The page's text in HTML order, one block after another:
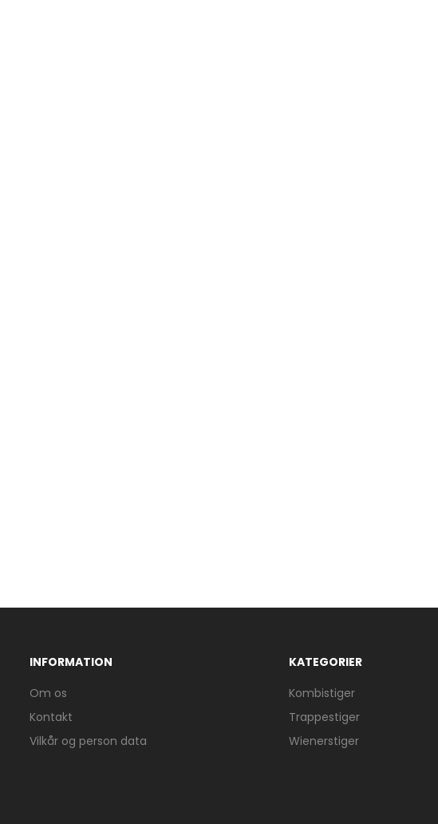
INFORMATION
Om os
Kontakt
Vilkår og person data
KATEGORIER
Kombistiger
Trappestiger
Wienerstiger